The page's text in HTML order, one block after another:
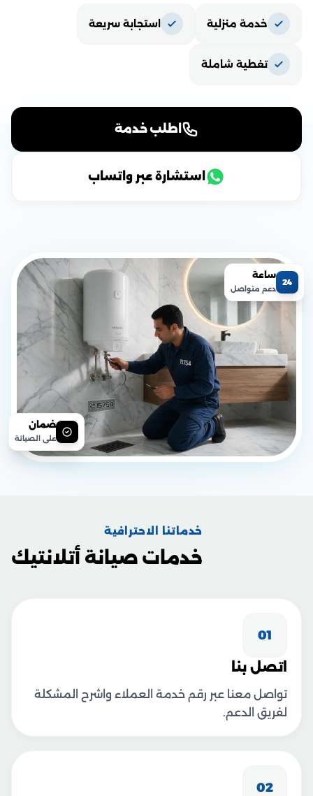
خدمة منزلية استجابة سريعة
تغطية شاملة
اطلب خدمة
استشارة عبر واتساب
24
ساعة
دعم متواصل
ضمان
على الصيانة
خدماتنا الاحترافية
خدمات صيانة أتلانتيك
01
اتصل بنا
تواصل معنا عبر رقم خدمة العملاء واشرح المشكلة
لفريق الدعم.
02